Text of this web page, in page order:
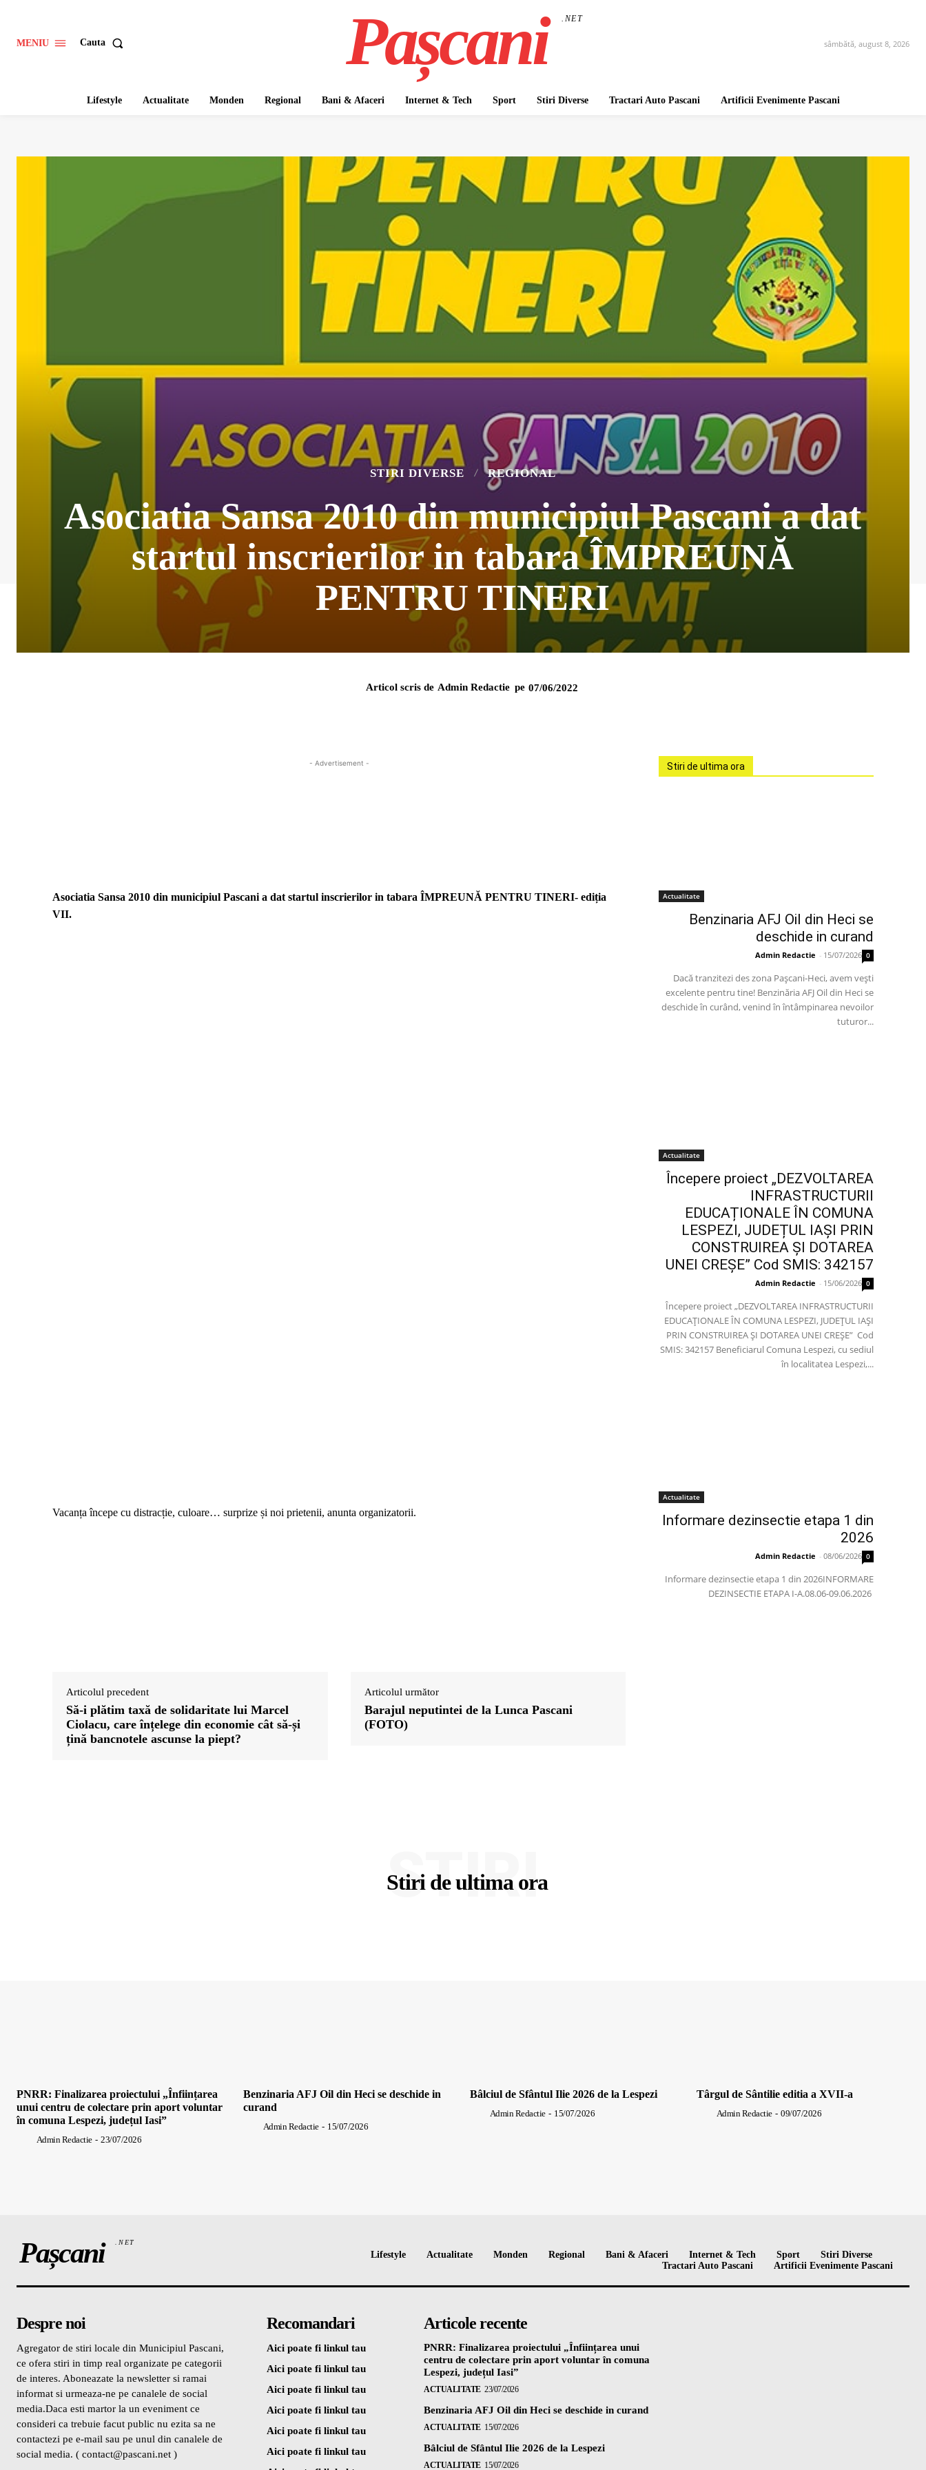
MENIU Cauta Pașcani .NET
sâmbătă, august 8, 2026
Lifestyle Actualitate Monden Regional Bani & Afaceri Internet & Tech Sport Stiri Diverse Tractari Auto Pascani Artificii Evenimente Pascani
STIRI DIVERSE REGIONAL
Asociatia Sansa 2010 din municipiul Pascani a dat
startul inscrierilor in tabara ÎMPREUNĂ
PENTRU TINERI
Articol scris de Admin Redactie pe 07/06/2022
- Advertisement -
Asociatia Sansa 2010 din municipiul Pascani a dat startul inscrierilor in tabara ÎMPREUNĂ PENTRU TINERI- ediția
VII.
Vacanța începe cu distracție, culoare… surprize și noi prietenii, anunta organizatorii.
Articolul precedent
Să-i plătim taxă de solidaritate lui Marcel
Ciolacu, care înțelege din economie cât să-și
țină bancnotele ascunse la piept?
Articolul următor
Barajul neputintei de la Lunca Pascani
(FOTO)
Stiri de ultima ora
Actualitate
Benzinaria AFJ Oil din Heci se
deschide in curand
Admin Redactie - 15/07/2026 0
Dacă tranzitezi des zona Pașcani-Heci, avem vești
excelente pentru tine! Benzinăria AFJ Oil din Heci se
deschide în curând, venind în întâmpinarea nevoilor
tuturor...
Actualitate
Începere proiect „DEZVOLTAREA
INFRASTRUCTURII
EDUCAȚIONALE ÎN COMUNA
LESPEZI, JUDEȚUL IAȘI PRIN
CONSTRUIREA ȘI DOTAREA
UNEI CREȘE” Cod SMIS: 342157
Admin Redactie - 15/06/2026 0
Începere proiect „DEZVOLTAREA INFRASTRUCTURII
EDUCAȚIONALE ÎN COMUNA LESPEZI, JUDEȚUL IAȘI
PRIN CONSTRUIREA ȘI DOTAREA UNEI CREȘE” Cod
SMIS: 342157 Beneficiarul Comuna Lespezi, cu sediul
în localitatea Lespezi,...
Actualitate
Informare dezinsectie etapa 1 din
2026
Admin Redactie - 08/06/2026 0
Informare dezinsectie etapa 1 din 2026INFORMARE
DEZINSECTIE ETAPA I-A.08.06-09.06.2026
Stiri de ultima ora
STIRI
PNRR: Finalizarea proiectului „Înființarea
unui centru de colectare prin aport voluntar
în comuna Lespezi, județul Iasi”
Admin Redactie - 23/07/2026
Benzinaria AFJ Oil din Heci se deschide in
curand
Admin Redactie - 15/07/2026
Bâlciul de Sfântul Ilie 2026 de la Lespezi
Admin Redactie - 15/07/2026
Târgul de Sântilie editia a XVII-a
Admin Redactie - 09/07/2026
Pașcani .NET
Lifestyle Actualitate Monden Regional Bani & Afaceri Internet & Tech Sport
Stiri Diverse
Tractari Auto Pascani
Artificii Evenimente Pascani
Despre noi
Agregator de stiri locale din Municipiul Pascani,
ce ofera stiri in timp real organizate pe categorii
de interes. Aboneazate la newsletter si ramai
informat si urmeaza-ne pe canalele de social
media.Daca esti martor la un eveniment ce
consideri ca trebuie facut public nu ezita sa ne
contactezi pe e-mail sau pe unul din canalele de
social media. ( contact@pascani.net )
Recomandari
Aici poate fi linkul tau
Aici poate fi linkul tau
Aici poate fi linkul tau
Aici poate fi linkul tau
Aici poate fi linkul tau
Aici poate fi linkul tau
Articole recente
PNRR: Finalizarea proiectului „Înființarea unui
centru de colectare prin aport voluntar în comuna
Lespezi, județul Iasi”
ACTUALITATE 23/07/2026
Benzinaria AFJ Oil din Heci se deschide in curand
ACTUALITATE 15/07/2026
Bâlciul de Sfântul Ilie 2026 de la Lespezi
ACTUALITATE 15/07/2026